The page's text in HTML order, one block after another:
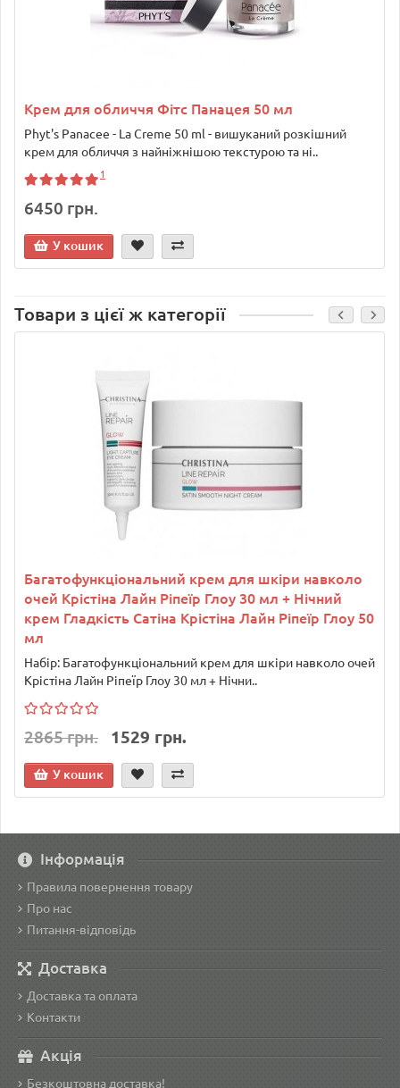
Крем для обличчя Фітс Панацея 50 мл
Phyt's Panacee - La Creme 50 ml - вишуканий розкішний
крем для обличчя з найніжнішою текстурою та ні..
1
6450 грн.
У кошик
Товари з цієї ж категорії
Багатофункціональний крем для шкіри навколо
очей Крістіна Лайн Ріпеїр Глоу 30 мл + Нічний
крем Гладкість Сатіна Крістіна Лайн Ріпеїр Глоу 50
мл
Набір: Багатофункціональний крем для шкіри навколо очей
Крістіна Лайн Ріпеїр Глоу 30 мл + Нічни..
2865 грн. 1529 грн.
У кошик
Інформація
Правила повернення товару
Про нас
Питання-відповідь
Доставка
Доставка та оплата
Контакти
Акція
Безкоштовна доставка!